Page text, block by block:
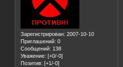
Зарегистрирован: 2007-10-10
Приглашений: 0
Сообщений: 138
Уважение: [+0/-0]
Позитив: [+1/-0]